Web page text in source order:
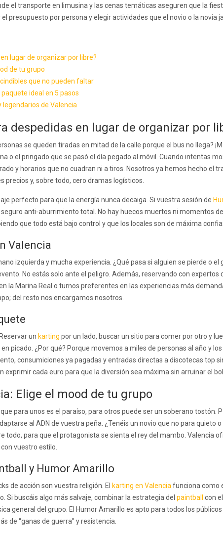
el transporte en limusina y las cenas temáticas aseguren que la
presupuesto por persona y elegir actividades que el novio o la novia
lugar de organizar por libre?
de tu grupo
que no pueden faltar
ideal en 5 pasos
legendarios de Valencia
despedidas en lugar de organizar por
se queden tiradas en mitad de la calle porque el bus no llega?
o el pringado que se pasó el día pegado al móvil. Cuando intentas
y horarios que no cuadran ni a tiros. Nosotros ya hemos hecho el
precios y, sobre todo, cero dramas logísticos.
perfecto para que la energía nunca decaiga. Si vuestra sesión de
anti-aburrimiento total. No hay huecos muertos ni momentos
que todo está bajo control y que los locales son de máxima
Valencia
izquierda y mucha experiencia. ¿Qué pasa si alguien se pierde o
No estás solo ante el peligro. Además, reservando con expertos
la Marina Real o turnos preferentes en las experiencias más
del resto nos encargamos nosotros.
un karting por un lado, buscar un sitio para comer por otro y
picado. ¿Por qué? Porque movemos a miles de personas al año y
consumiciones ya pagadas y entradas directas a discotecas top
exprimir cada euro para que la diversión sea máxima sin arruinar el
Elige el mood de tu grupo
para unos es el paraíso, para otros puede ser un soberano tostón.
al ADN de vuestra peña. ¿Tenéis un novio que no para quieto
todo, para que el protagonista se sienta el rey del mambo. Valencia
vuestro estilo.
y Humor Amarillo
de acción son vuestra religión. El karting en Valenciafunciona como
Si buscáis algo más salvaje, combinar la estrategia del paintball con
general del grupo. El Humor Amarillo es apto para todos los
de “ganas de guerra” y resistencia.